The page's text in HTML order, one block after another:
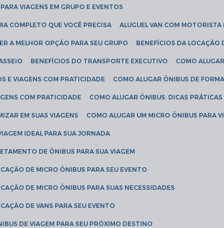
VIAGENS EM GRUPO E EVENTOS
COMPLETO QUE VOCÊ PRECISA ALUGUEL VAN COM
A MELHOR OPÇÃO PARA SEU GRUPO BENEFÍCIOS DA LOCAÇÃO
BENEFÍCIOS DO TRANSPORTE EXECUTIVO COMO
E VIAGENS COM PRATICIDADE COMO ALUGAR ÔNIBUS DE
COM PRATICIDADE COMO ALUGAR ÔNIBUS: DICAS
EM SUAS VIAGENS COMO ALUGAR UM MICRO ÔNIBUS PARA
IDEAL PARA SUA JORNADA
DE ÔNIBUS PARA SUA VIAGEM
DE MICRO ÔNIBUS PARA SEU EVENTO
DE MICRO ÔNIBUS PARA SUAS NECESSIDADES
DE VANS PARA SEU EVENTO
DE VIAGEM PARA SEU PRÓXIMO DESTINO